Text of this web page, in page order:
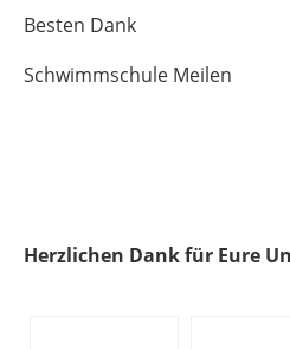
Besten Dank
Schwimmschule Meilen
Herzlichen Dank für Eure